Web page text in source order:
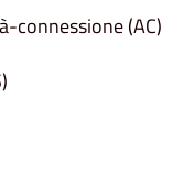
connessione (AC)